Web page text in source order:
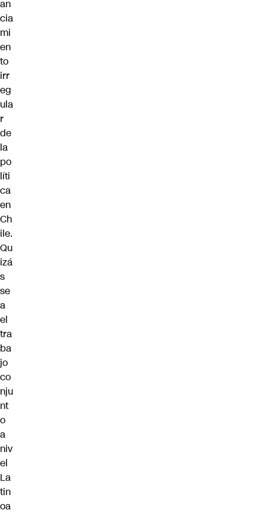
an
cia
mi
en
to
irr
eg
ula
r
de
la
po
líti
ca
en
Ch
ile.
Qu
izá
s
se
a
el
tra
ba
jo
co
nju
nt
o
a
niv
el
La
tin
oa